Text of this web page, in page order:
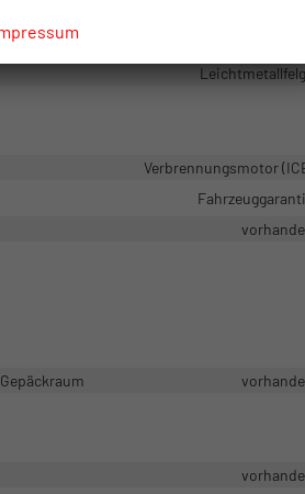
(ASR), Traktionskontrolle (ASR/CTS/ETS)
Verbrennungsmotor